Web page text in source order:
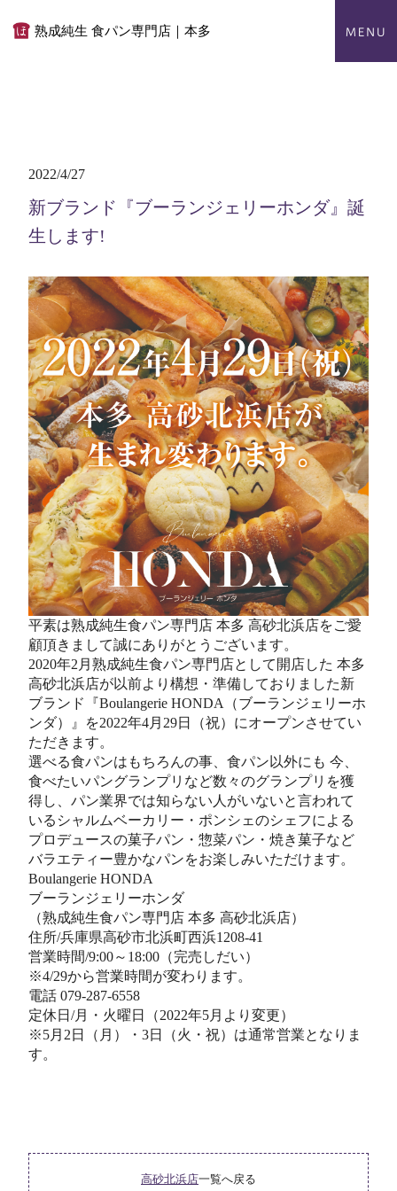
熟成純生 食パン専門店｜本多
2022/4/27
新ブランド『ブーランジェリーホンダ』誕
生します!
平素は熟成純生食パン専門店 本多 高砂北浜店をご愛
顧頂きまして誠にありがとうございます。
2020年2月熟成純生食パン専門店として開店した 本多
高砂北浜店が以前より構想・準備しておりました新
ブランド『Boulangerie HONDA（ブーランジェリーホ
ンダ）』を2022年4月29日（祝）にオープンさせてい
ただきます。
選べる食パンはもちろんの事、食パン以外にも 今、
食べたいパングランプリなど数々のグランプリを獲
得し、パン業界では知らない人がいないと言われて
いるシャルムベーカリー・ポンシェのシェフによる
プロデュースの菓子パン・惣菜パン・焼き菓子など
バラエティー豊かなパンをお楽しみいただけます。
Boulangerie HONDA
ブーランジェリーホンダ
（熟成純生食パン専門店 本多 高砂北浜店）
住所/兵庫県高砂市北浜町西浜1208-41
営業時間/9:00～18:00（完売しだい）
※4/29から営業時間が変わります。
電話 079-287-6558
定休日/月・火曜日（2022年5月より変更）
※5月2日（月）・3日（火・祝）は通常営業となりま
す。
高砂北浜店一覧へ戻る